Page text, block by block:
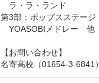
ラ・ラ・ランド
第3部：ポップスステージ
YOASOBIメドレー 他
【お問い合わせ】
名寄高校（01654-3-6841）